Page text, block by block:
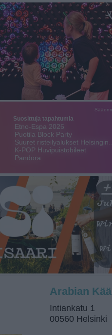
Suosittuja tapahtumia
Etno-Espa 2026
Puotila Block Party
Suuret risteilyalukset
K-POP Huvipuistobileet
Pandora
Arabian
Intiankatu 1
00560 Helsinki